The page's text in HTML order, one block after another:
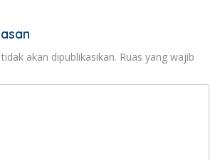
akan dipublikasikan. Ruas yang wajib